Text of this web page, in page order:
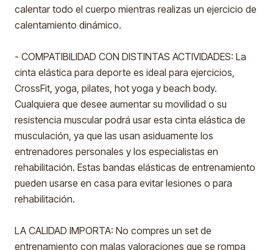
calentar todo el cuerpo mientras realizas un ejercicio de
calentamiento dinámico.
- COMPATIBILIDAD CON DISTINTAS ACTIVIDADES: La
cinta elástica para deporte es ideal para ejercicios,
CrossFit, yoga, pilates, hot yoga y beach body.
Cualquiera que desee aumentar su movilidad o su
resistencia muscular podrá usar esta cinta elástica de
musculación, ya que las usan asiduamente los
entrenadores personales y los especialistas en
rehabilitación. Estas bandas elásticas de entrenamiento
pueden usarse en casa para evitar lesiones o para
rehabilitación.
LA CALIDAD IMPORTA: No compres un set de
entrenamiento con malas valoraciones que se rompa